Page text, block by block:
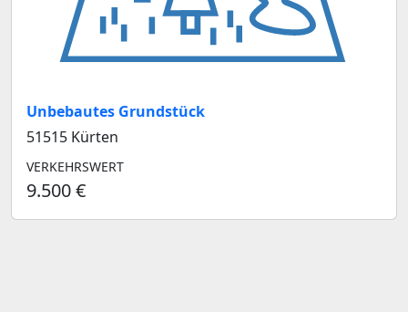
Unbebautes Grundstück
51515 Kürten
VERKEHRSWERT
9.500 €